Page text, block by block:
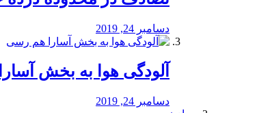
دسامبر 24, 2019
آلودگی هوا به بخش
دسامبر 24, 2019